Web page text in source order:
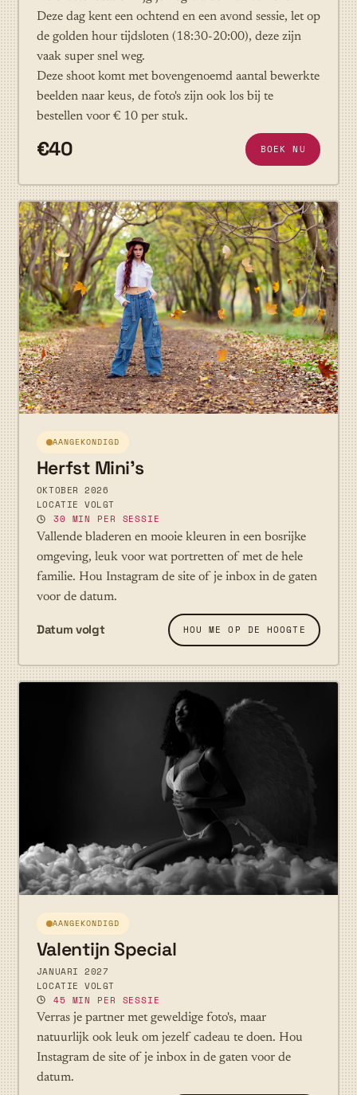
Deze dag kent een ochtend en een avond sessie, let op
de golden hour tijdsloten (18:30-20:00), deze zijn
vaak super snel weg.
Deze shoot komt met bovengenoemd aantal bewerkte
beelden naar keus, de foto's zijn ook los bij te
bestellen voor € 10 per stuk.
€40 BOEK NU
AANGEKONDIGD
Herfst Mini's
OKTOBER 2026
LOCATIE VOLGT
30 MIN PER SESSIE
Vallende bladeren en mooie kleuren in een bosrijke
omgeving, leuk voor wat portretten of met de hele
familie. Hou Instagram de site of je inbox in de gaten
voor de datum.
Datum volgt HOU ME OP DE HOOGTE
AANGEKONDIGD
Valentijn Special
JANUARI 2027
LOCATIE VOLGT
45 MIN PER SESSIE
Verras je partner met geweldige foto's, maar
natuurlijk ook leuk om jezelf cadeau te doen. Hou
Instagram de site of je inbox in de gaten voor de
datum.